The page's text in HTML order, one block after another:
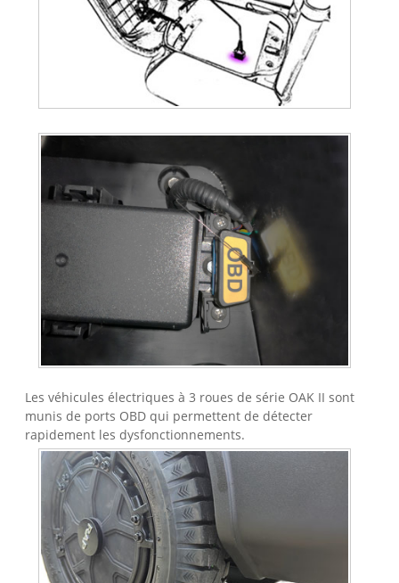
Les véhicules électriques à 3 roues de série OAK II sont
munis de ports OBD qui permettent de détecter
rapidement les dysfonctionnements.